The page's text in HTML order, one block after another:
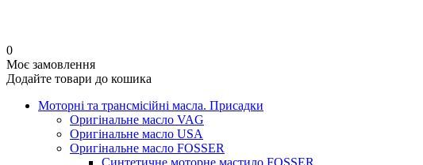
0
Моє замовлення
Додайте товари до кошика
Моторні та трансмісійні масла. Присадки
Оригінальне масло VAG
Оригінальне масло USA
Оригінальне масло FOSSER
Синтетичне моторне мастило FOSSER